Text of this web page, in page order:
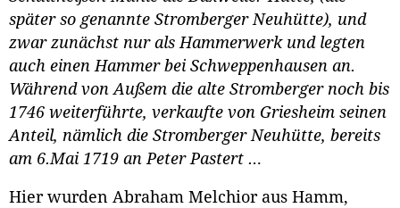
später so genannte Stromberger Neuhütte), und
zwar zunächst nur als Hammerwerk und legten
auch einen Hammer bei Schweppenhausen an.
Während von Außem die alte Stromberger noch bis
1746 weiterführte, verkaufte von Griesheim seinen
Anteil, nämlich die Stromberger Neuhütte, bereits
am 6.Mai 1719 an Peter Pastert …
Hier wurden Abraham Melchior aus Hamm,